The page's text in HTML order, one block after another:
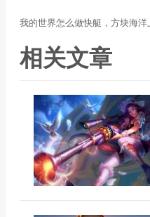
我的世界怎么做快艇，方块海洋
相关文章